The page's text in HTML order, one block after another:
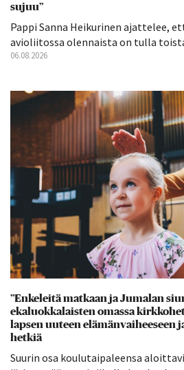
sujuu”
Pappi Sanna Heikurinen ajattelee,
avioliitossa olennaista on tulla
06.08.2026
”Enkeleitä matkaan ja Jumalan
ekaluokkalaisten omassa
lapsen uuteen elämänvaiheeseen
hetkiä
Suurin osa koulutaipaleensa